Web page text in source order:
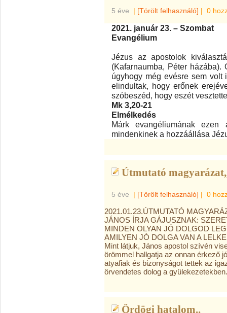
5 éve | [Törölt felhasználó] | 0
2021. január 23. – Szombat
Evangélium
Jézus az apostolok
(Kafarnaumba, Péter
úgyhogy még evésre sem volt
elindultak, hogy erőnek
szóbeszéd, hogy eszét
Mk 3,20-21
Elmélkedés
Márk evangéliumának ezen
mindenkinek a hozzáállása
Útmutató
5 éve | [Törölt felhasználó] | 0
2021.01.23.ÚTMUTATÓ
JÁNOS ÍRJA GÁJUSZNAK:
MINDEN OLYAN JÓ DOLGOD
AMILYEN JÓ DOLGA VAN A
Mint látjuk, János apostol szívén
örömmel hallgatja az onnan érkező
atyafiak és bizonyságot tettek az
örvendetes dolog a gyülekezetekben.
Ördögi hatalom..